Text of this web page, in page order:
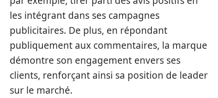
les intégrant dans ses campagnes
publicitaires. De plus, en répondant
publiquement aux commentaires, la marque
démontre son engagement envers ses
clients, renforçant ainsi sa position de leader
sur le marché.